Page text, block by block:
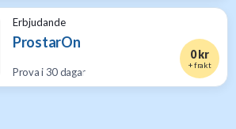
Erbjudande
ProstarOn
Prova i 30 dagar
0 kr
+ frakt